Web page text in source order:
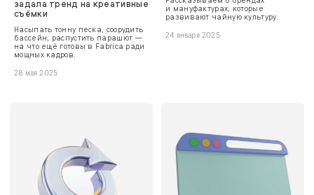
задала тренд на креативные
съёмки
Насыпать тонну песка, соорудить
бассейн, распустить парашют —
на что ещё готовы в Fabrica ради
мощных кадров.
28 мая 2025
и мануфактурах, которые
развивают чайную культуру.
24 января 2025